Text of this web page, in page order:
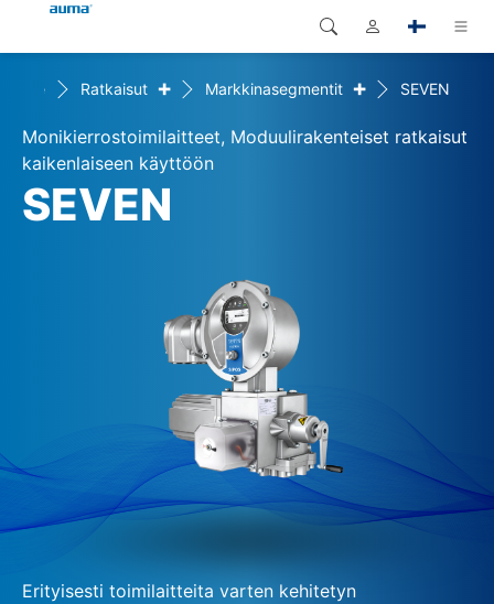
Tuotteet
Ratkaisut
Dokumentit
Global
Eurooppa
Aasia ja Tyynen valtameren
Pohjois-Amerikka
Haku
Home Ratkaisut + Markkinasegmentit + SEVEN
Monikierrostoimilaitteet, Moduulirakenteiset ratkaisut
kaikenlaiseen käyttöön
SEVEN
Erityisesti toimilaitteita varten kehitetyn